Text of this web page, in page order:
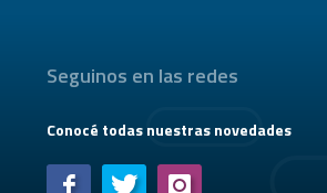
Seguinos en las redes
Conocé todas nuestras novedades